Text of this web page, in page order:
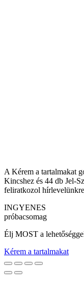
A Kérem a tartalmakat
Kincshez és 44 db Jel-
feliratkozol
INGYENES
próbacsomag
Élj MOST a
Kérem a tartalmakat